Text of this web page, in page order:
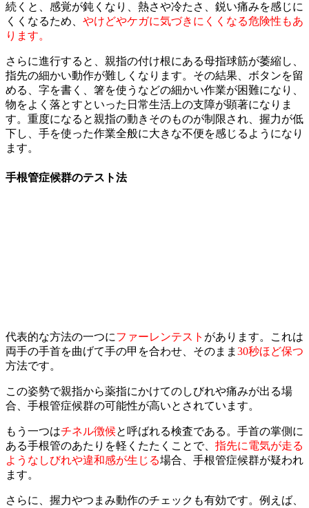
続くと、感覚が鈍くなり、熱さや冷たさ、鋭い痛みを感じに
くくなるため、 やけどやケガに気づきにくくなる危険性もあ
ります。
さらに進行すると、親指の付け根にある母指球筋が萎縮し、
指先の細かい動作が難しくなります。その結果、ボタンを留
める、字を書く、箸を使うなどの細かい作業が困難になり、
物をよく落とすといった日常生活上の支障が顕著になりま
す。重度になると親指の動きそのものが制限され、握力が低
下し、手を使った作業全般に大きな不便を感じるようになり
ます。
手根管症候群のテスト法
代表的な方法の一つにファーレンテスト があります。これは
両手の手首を曲げて手の甲を合わせ、そのまま 30秒ほど保つ
方法です。
この姿勢で親指から薬指にかけてのしびれや痛みが出る場
合、手根管症候群の可能性が高いとされています。
もう一つはチネル徴候と呼ばれる検査である。手首の掌側に
ある手根管のあたりを軽くたたくことで、 指先に電気が走る
ようなしびれや違和感が生じる場合、手根管症候群が疑われ
ます。
さらに、握力やつまみ動作のチェックも有効です。例えば、